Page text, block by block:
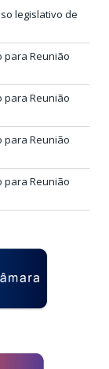
legislativo de
para Reunião
para Reunião
para Reunião
para Reunião